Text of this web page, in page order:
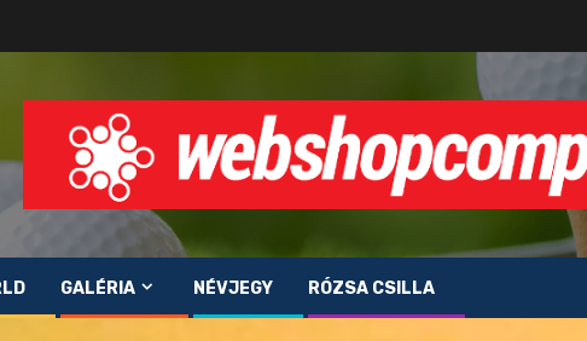
GALÉRIA NÉVJEGY RÓZSA CSILLA